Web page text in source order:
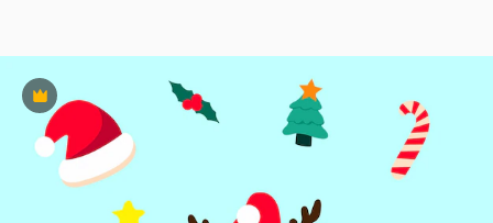
Premium